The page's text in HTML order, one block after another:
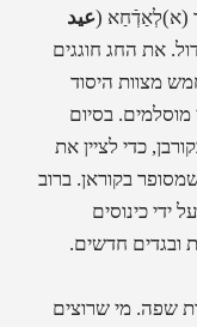
(א)לְאַדְֿחַא ( عيد
את החג חוגגים
מצוות היסוד
לרגל כ-3 מיליון מוסלמים. בסיום
כדי לציין את
בקוראן. ברוב
כינוסים
ובגדים חדשים.
שפה. מי שרוצים